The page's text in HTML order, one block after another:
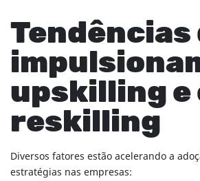
Tendências
upskilling e
reskilling
Diversos fatores estão acelerando a
estratégias nas empresas: